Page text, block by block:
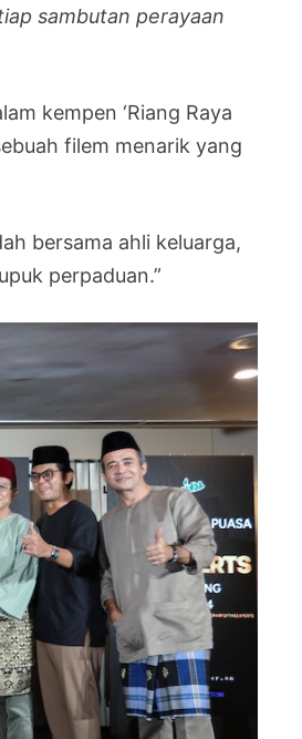
sambutan perayaan
kempen ‘Riang Raya
filem menarik yang
bersama ahli keluarga,
perpaduan.”